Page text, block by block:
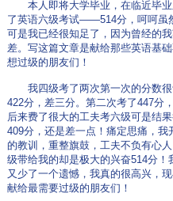
本人即将大学毕业，在临近毕业
了英语六级考试――514分，呵呵虽
可是我已经很知足了，因为曾经的
差。写这篇文章是献给那些英语基
想过级的朋友们！
我四级考了两次第一次的分数很
422分，差三分。第二次考了447分
后来费了很大的工夫考六级可是结
409分，还是差一点！痛定思痛，我
的教训，重整旗鼓，工夫不负有心
级带给我的却是极大的兴奋514分！
又少了一个遗憾，我真的很高兴，
献给最需要过级的朋友们！